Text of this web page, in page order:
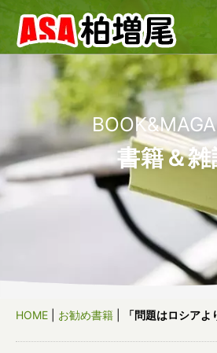
書籍＆雑
HOME お勧め書籍 「問題はロシアよ